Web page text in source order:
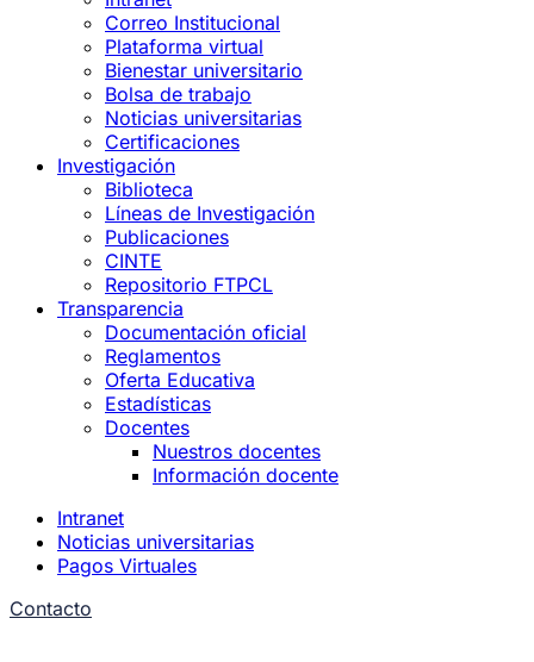
Correo Institucional
Plataforma virtual
Bienestar universitario
Bolsa de trabajo
Noticias universitarias
Certificaciones
Investigación
Biblioteca
Líneas de Investigación
Publicaciones
CINTE
Repositorio FTPCL
Transparencia
Documentación oficial
Reglamentos
Oferta Educativa
Estadísticas
Docentes
Nuestros docentes
Información docente
Intranet
Noticias universitarias
Pagos Virtuales
Contacto